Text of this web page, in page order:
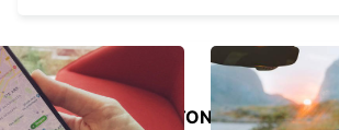
WOLVERHAMPTON